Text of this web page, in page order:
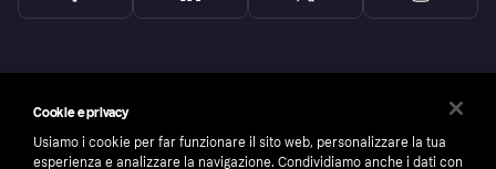
Cookie e privacy
Usiamo i cookie per far funzionare il sito web, personalizzare la tua
esperienza e analizzare la navigazione. Condividiamo anche i dati con